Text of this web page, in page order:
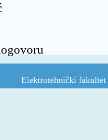
Elektrotehnički